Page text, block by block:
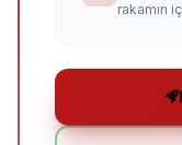
rakamın